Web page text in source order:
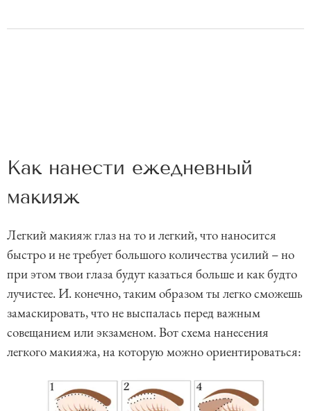
Как нанести ежедневный
макияж
Легкий макияж глаз на то и легкий, что наносится
быстро и не требует большого количества усилий – но
при этом твои глаза будут казаться больше и как будто
лучистее. И. конечно, таким образом ты легко сможешь
замаскировать, что не выспалась перед важным
совещанием или экзаменом. Вот схема нанесения
легкого макияжа, на которую можно ориентироваться: